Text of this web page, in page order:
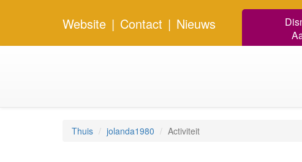
Website | Contact | Nieuws
Thuis jolanda1980 Activiteit